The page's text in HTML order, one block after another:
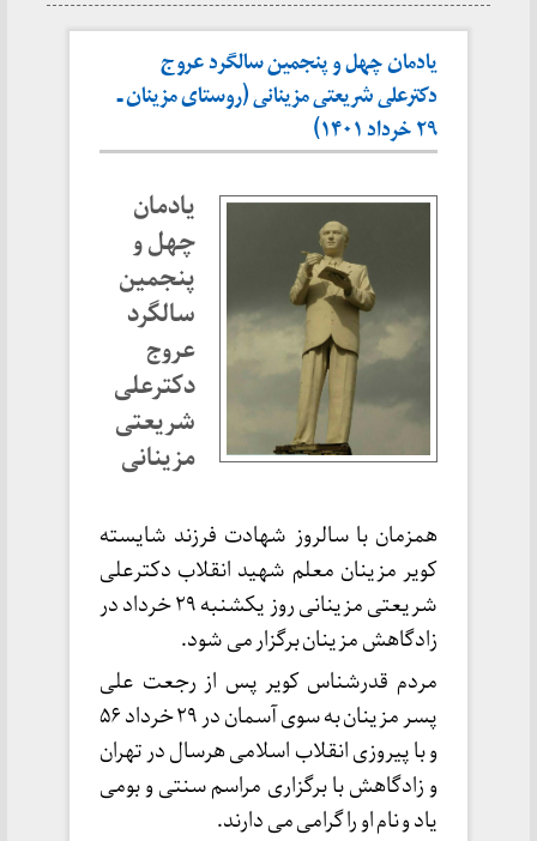
یادمان چهل و پنجمین سالگرد عروج
دکترعلی شریعتی مزینانی (روستای مزینان ـ
۲۹ خرداد ۱۴۰۱)
یادمان
چهل و
پنجمین
سالگرد
عروج
دکترعلی
شریعتی
مزینانی
همزمان با سالروز شهادت فرزند شایسته
کویر مزینان معلم شهید انقلاب دکترعلی
شریعتی مزینانی روز یکشنبه ۲۹ خرداد در
زادگاهش مزینان برگزار می شود.
مردم قدرشناس کویر پس از رجعت علی
پسر مزینان به سوی آسمان در ۲۹ خرداد ۵۶
و با پیروزی انقلاب اسلامی هرسال در تهران
و زادگاهش با برگزاری مراسم سنتی و بومی
یاد و نام او را گرامی می دارند.